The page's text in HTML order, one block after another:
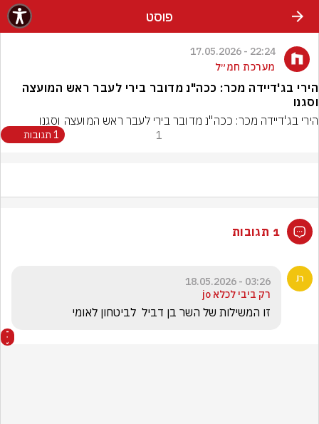
פוסט
22:24 - 17.05.2026
מערכת חמ״ל
הירי בג'דיידה מכר: ככה"נ מדובר בירי לעבר ראש המועצה
וסגנו
הירי בג'דיידה מכר: ככה"נ מדובר בירי לעבר ראש המועצה וסגנו
1 1 תגובות
1 תגובות
03:26 - 18.05.2026
רק ביבי לכלא jo
זו המשילות של השר בן דביל  לביטחון לאומי